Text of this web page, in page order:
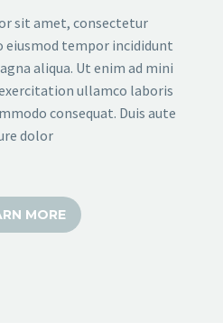
sit amet, consectetur
eiusmod tempor incididunt
aliqua. Ut enim ad mini
ullamco laboris
consequat. Duis aute
dolor
MORE